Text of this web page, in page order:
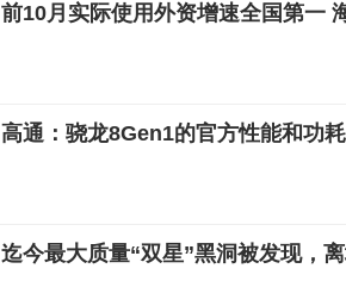
前10月实际使用外资增速全国第一
高通：骁龙8Gen1的官方性能和功
迄今最大质量“双星”黑洞被发现，